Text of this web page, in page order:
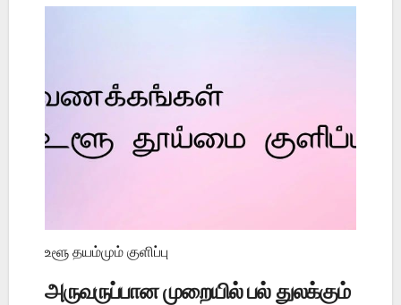
உளூ தயம்மும் குளிப்பு
அருவருப்பான முறையில் பல் துலக்கும்